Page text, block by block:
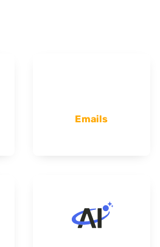
Emails